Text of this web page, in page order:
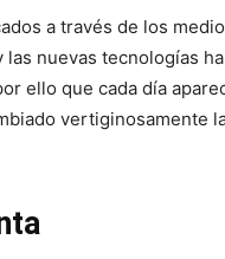
a través de los
nuevas tecnologías
ello que cada día
vertiginosamente